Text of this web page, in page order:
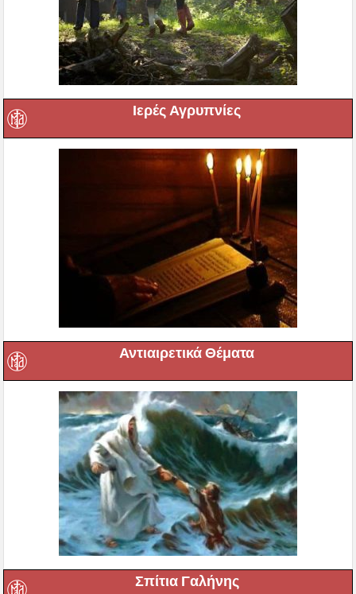
Ιερές Αγρυπνίες
Αντιαιρετικά Θέματα
Σπίτια Γαλήνης